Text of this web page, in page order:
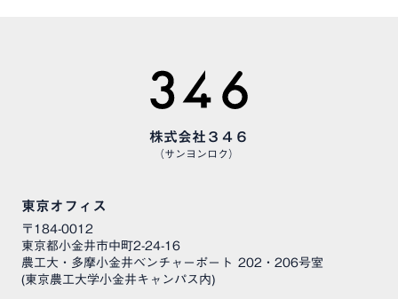
株式会社３４６
（サンヨンロク）
東京オフィス
〒184-0012
東京都小金井市中町2-24-16
農工大・多摩小金井ベンチャーポート 202・206号室
(東京農工大学小金井キャンパス内)